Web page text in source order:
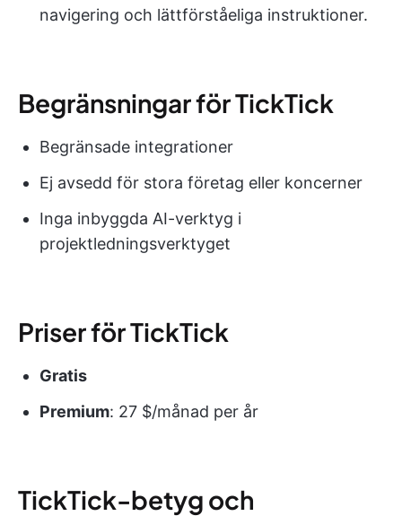
navigering och lättförståeliga instruktioner.
Begränsningar för TickTick
Begränsade integrationer
Ej avsedd för stora företag eller koncerner
Inga inbyggda AI-verktyg i
projektledningsverktyget
Priser för TickTick
Gratis
Premium: 27 $/månad per år
TickTick-betyg och